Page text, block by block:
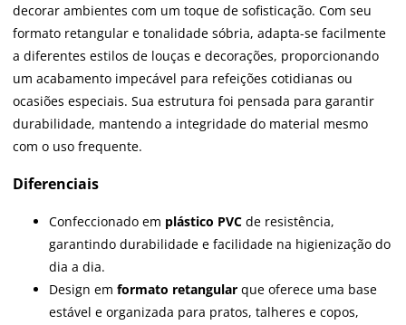
decorar ambientes com um toque de sofisticação. Com seu
formato retangular e tonalidade sóbria, adapta-se facilmente
a diferentes estilos de louças e decorações, proporcionando
um acabamento impecável para refeições cotidianas ou
ocasiões especiais. Sua estrutura foi pensada para garantir
durabilidade, mantendo a integridade do material mesmo
com o uso frequente.
Diferenciais
Confeccionado em plástico PVC de resistência,
garantindo durabilidade e facilidade na higienização do
dia a dia.
Design em formato retangular que oferece uma base
estável e organizada para pratos, talheres e copos,